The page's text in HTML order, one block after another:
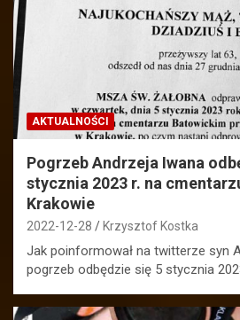
AKTUALNOŚCI
Pogrzeb Andrzeja Iwana
stycznia 2023 r. na
Krakowie
2022-12-28 Krzysztof Kostka
Jak poinformował na twitterze syn
pogrzeb odbędzie się 5 stycznia